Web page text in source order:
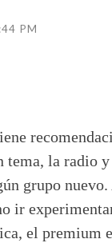
PM
tema, la radio
grupo nuevo.
ir
el premium